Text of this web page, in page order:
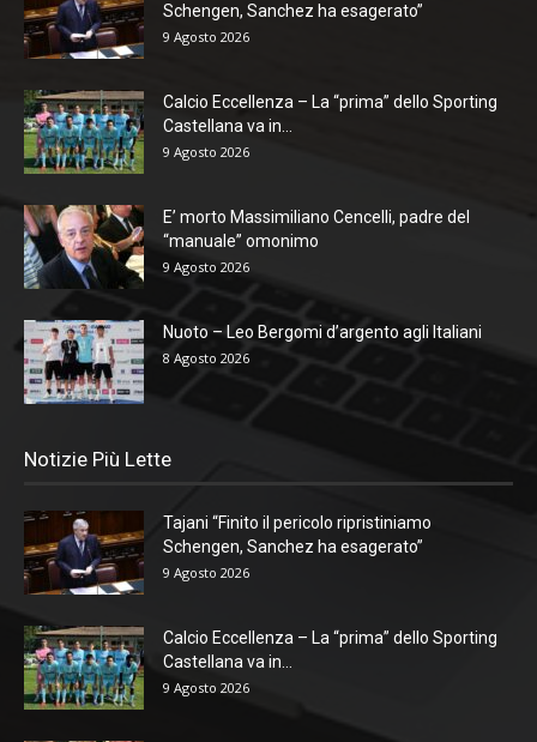
Schengen, Sanchez ha esagerato”
9 Agosto 2026
Calcio Eccellenza – La “prima” dello Sporting
Castellana va in...
9 Agosto 2026
E’ morto Massimiliano Cencelli, padre del
“manuale” omonimo
9 Agosto 2026
Nuoto – Leo Bergomi d’argento agli Italiani
8 Agosto 2026
Notizie Più Lette
Tajani “Finito il pericolo ripristiniamo
Schengen, Sanchez ha esagerato”
9 Agosto 2026
Calcio Eccellenza – La “prima” dello Sporting
Castellana va in...
9 Agosto 2026